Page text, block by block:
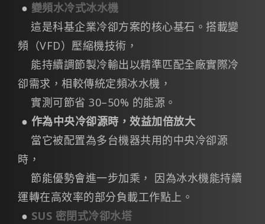
● 變頻水冷式冰水機
這是科基企業冷卻方案的核心基石。搭載變
頻（VFD）壓縮機技術，
能持續調節製冷輸出以精準匹配全廠實際冷
卻需求，相較傳統定頻冰水機，
實測可節省 30–50% 的能源。
● 作為中央冷卻源時，效益加倍放大
當它被配置為多台機器共用的中央冷卻源
時，
節能優勢會進一步加乘， 因為冰水機能持續
運轉在高效率的部分負載工作點上。
● SUS 密閉式冷卻水塔